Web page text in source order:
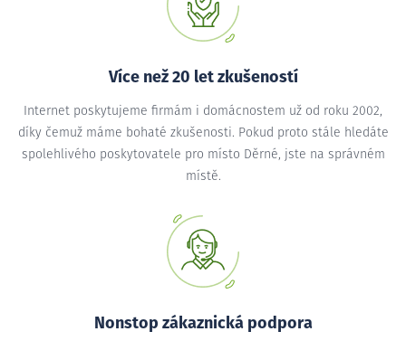
Více než 20 let zkušeností
Internet poskytujeme firmám i domácnostem už od roku 2002,
díky čemuž máme bohaté zkušenosti. Pokud proto stále hledáte
spolehlivého poskytovatele pro místo Děrné, jste na správném
místě.
Nonstop zákaznická podpora